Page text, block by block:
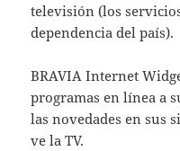
televisión (los
dependencia del país).
BRAVIA Internet
programas en línea a
las novedades en sus
ve la TV.